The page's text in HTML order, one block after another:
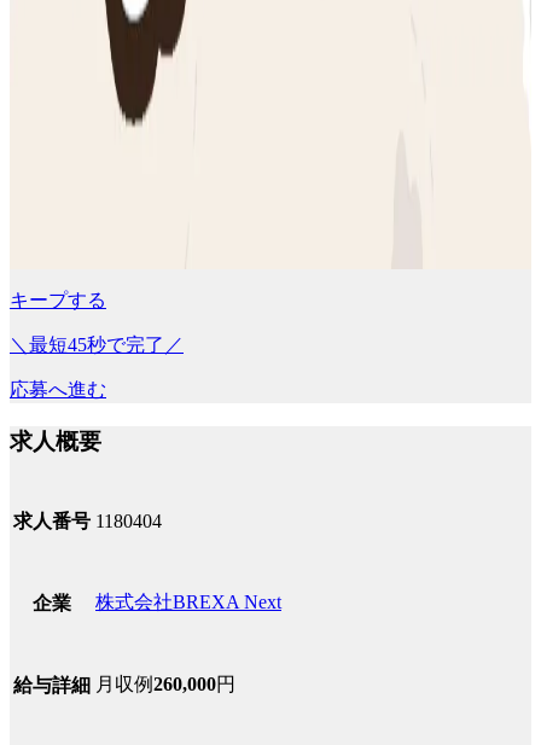
キープする
＼最短45秒で完了／
応募へ進む
求人概要
求人番号 1180404
企業 株式会社BREXA Next
給与詳細 月収例260,000円